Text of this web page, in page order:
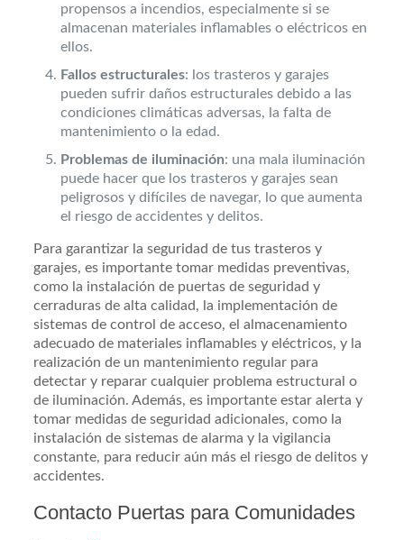
propensos a incendios, especialmente si se
almacenan materiales inflamables o eléctricos en
ellos.
Fallos estructurales: los trasteros y garajes
pueden sufrir daños estructurales debido a las
condiciones climáticas adversas, la falta de
mantenimiento o la edad.
Problemas de iluminación: una mala iluminación
puede hacer que los trasteros y garajes sean
peligrosos y difíciles de navegar, lo que aumenta
el riesgo de accidentes y delitos.
Para garantizar la seguridad de tus trasteros y
garajes, es importante tomar medidas preventivas,
como la instalación de puertas de seguridad y
cerraduras de alta calidad, la implementación de
sistemas de control de acceso, el almacenamiento
adecuado de materiales inflamables y eléctricos, y la
realización de un mantenimiento regular para
detectar y reparar cualquier problema estructural o
de iluminación. Además, es importante estar alerta y
tomar medidas de seguridad adicionales, como la
instalación de sistemas de alarma y la vigilancia
constante, para reducir aún más el riesgo de delitos y
accidentes.
Contacto Puertas para Comunidades